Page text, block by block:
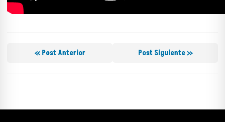
« Post Anterior Post Siguiente »